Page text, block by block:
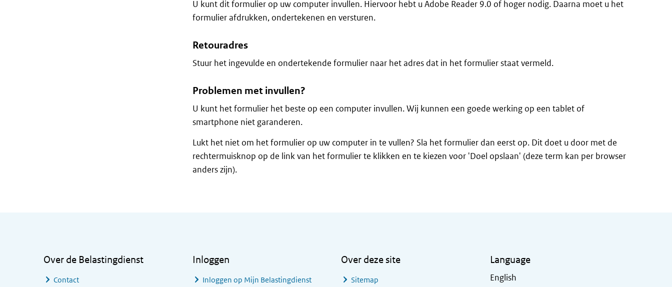
U kunt dit formulier op uw computer invullen. Hiervoor hebt u Adobe Reader 9.0 of hoger nodig. Daarna moet u het
formulier afdrukken, ondertekenen en versturen.
Retouradres
Stuur het ingevulde en ondertekende formulier naar het adres dat in het formulier staat vermeld.
Problemen met invullen?
U kunt het formulier het beste op een computer invullen. Wij kunnen een goede werking op een tablet of
smartphone niet garanderen.
Lukt het niet om het formulier op uw computer in te vullen? Sla het formulier dan eerst op. Dit doet u door met de
rechtermuisknop op de link van het formulier te klikken en te kiezen voor 'Doel opslaan' (deze term kan per browser
anders zijn).
Over de Belastingdienst
Contact
Inloggen
Inloggen op Mijn Belastingdienst
Over deze site
Sitemap
Language
English